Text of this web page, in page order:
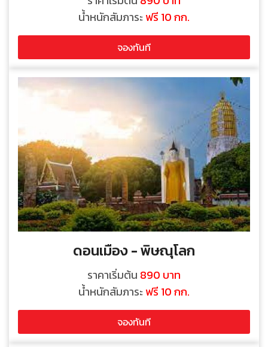
น้ำหนักสัมภาระฟรี 10 กก.
จองทันที
ดอนเมือง - พิษณุโลก
ราคาเริ่มต้น 890 บาท
น้ำหนักสัมภาระฟรี 10 กก.
จองทันที